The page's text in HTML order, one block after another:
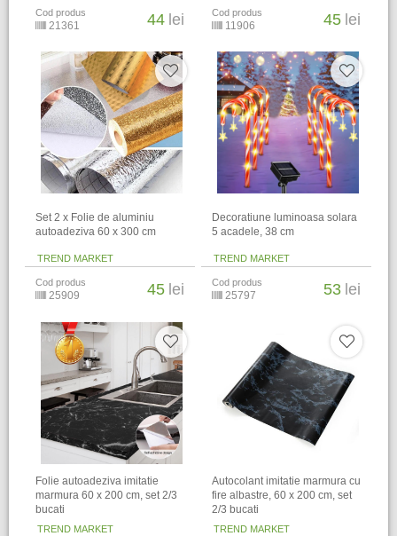
Cod produs
21361 44 lei Cod produs
11906 45 lei
Set 2 x Folie de aluminiu
autoadeziva 60 x 300 cm
TREND MARKET
Cod produs
25909 45 lei
Decoratiune luminoasa solara
5 acadele, 38 cm
TREND MARKET
Cod produs
25797 53 lei
Folie autoadeziva imitatie
marmura 60 x 200 cm, set 2/3
bucati
TREND MARKET
Autocolant imitatie marmura cu
fire albastre, 60 x 200 cm, set
2/3 bucati
TREND MARKET